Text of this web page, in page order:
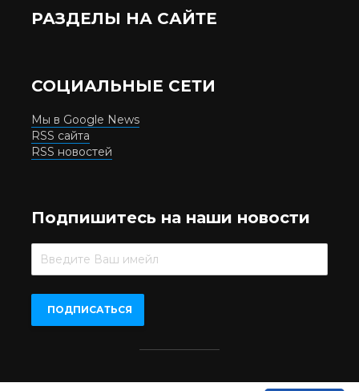
РАЗДЕЛЫ НА САЙТЕ
СОЦИАЛЬНЫЕ СЕТИ
Мы в Google News
RSS сайта
RSS новостей
Подпишитесь на наши новости
Beer.UA © 2016-2022